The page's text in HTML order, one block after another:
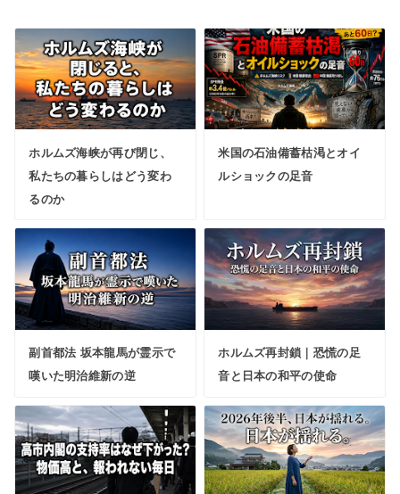
ホルムズ海峡が再び閉じ、
私たちの暮らしはどう変わ
るのか
米国の石油備蓄枯渇とオイ
ルショックの足音
副首都法 坂本龍馬が霊示で
嘆いた明治維新の逆
ホルムズ再封鎖｜恐慌の足
音と日本の和平の使命